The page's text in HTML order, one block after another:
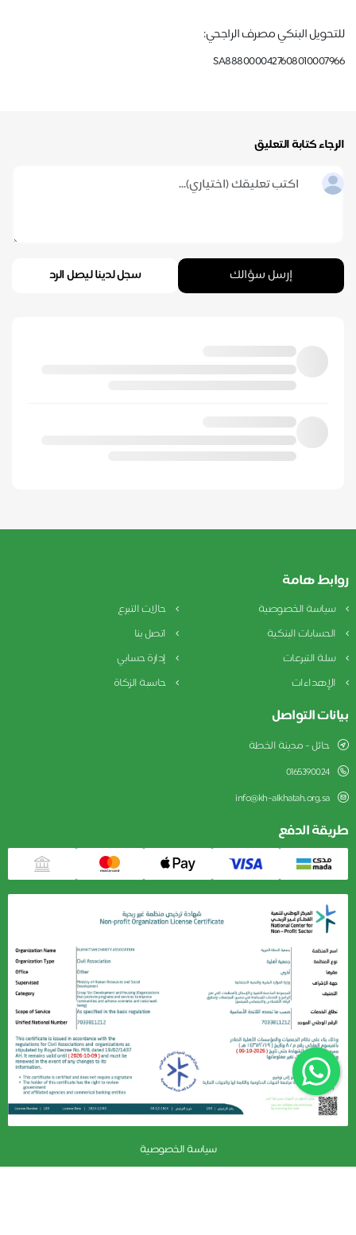
للتحويل البنكي مصرف الراجحي:
SA8880000427608010007966
الرجاء كتابة التعليق
إرسل سؤالك سجل لدينا ليصل الرد
روابط هامة
سياسة الخصوصية
حالات التبرع
الحسابات البنكية
اتصل بنا
سلة التبرعات
إدارة حسابي
الإهداءات
حاسبة الزكاة
بيانات التواصل
حائل - مدينة الخطة
0165390024
info@kh-alkhatah.org.sa
طريقة الدفع
سياسة الخصوصية